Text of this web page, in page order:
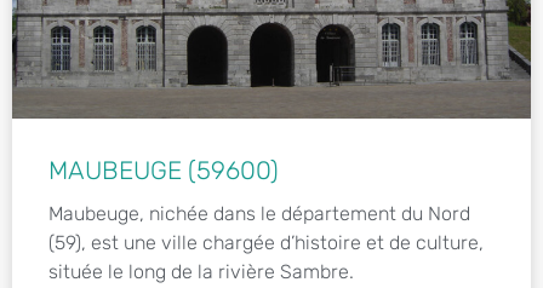
MAUBEUGE (59600)
Maubeuge, nichée dans le département du Nord
(59), est une ville chargée d’histoire et de culture,
située le long de la rivière Sambre.